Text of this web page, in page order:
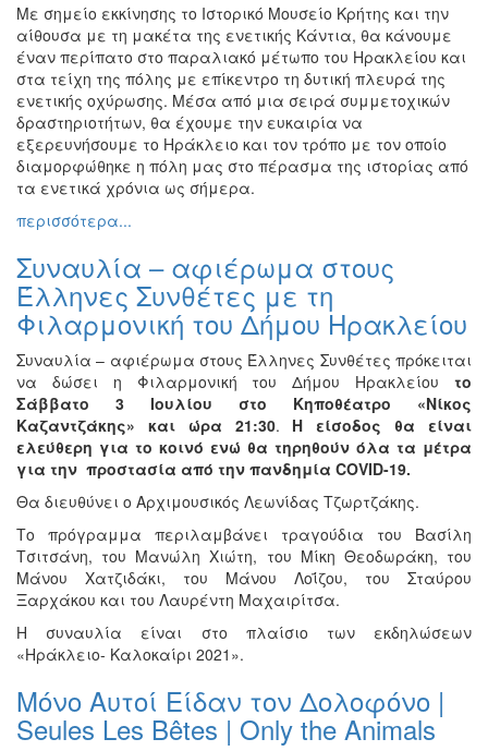
Με σημείο εκκίνησης το Ιστορικό Μουσείο Κρήτης και την
αίθουσα με τη μακέτα της ενετικής Κάντια, θα κάνουμε
έναν περίπατο στο παραλιακό μέτωπο του Ηρακλείου και
στα τείχη της πόλης με επίκεντρο τη δυτική πλευρά της
ενετικής οχύρωσης. Μέσα από μια σειρά συμμετοχικών
δραστηριοτήτων, θα έχουμε την ευκαιρία να
εξερευνήσουμε το Ηράκλειο και τον τρόπο με τον οποίο
διαμορφώθηκε η πόλη μας στο πέρασμα της ιστορίας από
τα ενετικά χρόνια ως σήμερα.
περισσότερα...
Συναυλία – αφιέρωμα στους
Έλληνες Συνθέτες με τη
Φιλαρμονική του Δήμου Ηρακλείου
Συναυλία – αφιέρωμα στους Έλληνες Συνθέτες πρόκειται
να δώσει η Φιλαρμονική του Δήμου Ηρακλείου το
Σάββατο 3 Ιουλίου στο Κηποθέατρο «Νίκος
Καζαντζάκης» και ώρα 21:30. Η είσοδος θα είναι
ελεύθερη για το κοινό ενώ θα τηρηθούν όλα τα μέτρα
για την προστασία από την πανδημία COVID-19.
Θα διευθύνει ο Αρχιμουσικός Λεωνίδας Τζωρτζάκης.
Το πρόγραμμα περιλαμβάνει τραγούδια του Βασίλη
Τσιτσάνη, του Μανώλη Χιώτη, του Μίκη Θεοδωράκη, του
Μάνου Χατζιδάκι, του Μάνου Λοΐζου, του Σταύρου
Ξαρχάκου και του Λαυρέντη Μαχαιρίτσα.
Η συναυλία είναι στο πλαίσιο των εκδηλώσεων
«Ηράκλειο- Καλοκαίρι 2021».
Μόνο Αυτοί Είδαν τον Δολοφόνο |
Seules Les Bêtes | Only the Animals